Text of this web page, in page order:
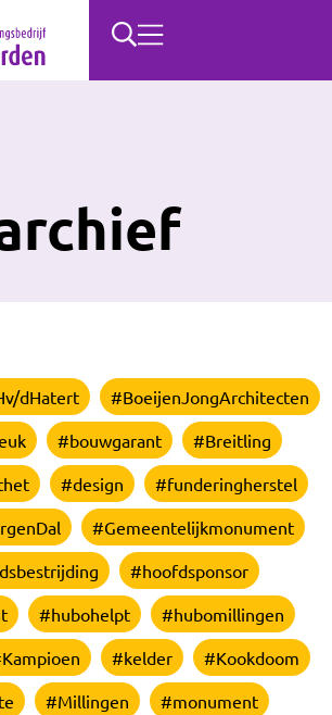
dHatert
#BoeijenJongArchitecten
#bouwgarant
#Breitling
#design
#funderingherstel
#Gemeentelijkmonument
#hoofdsponsor
#hubohelpt
#hubomillingen
#kelder
#Kookdoom
#Millingen
#monument